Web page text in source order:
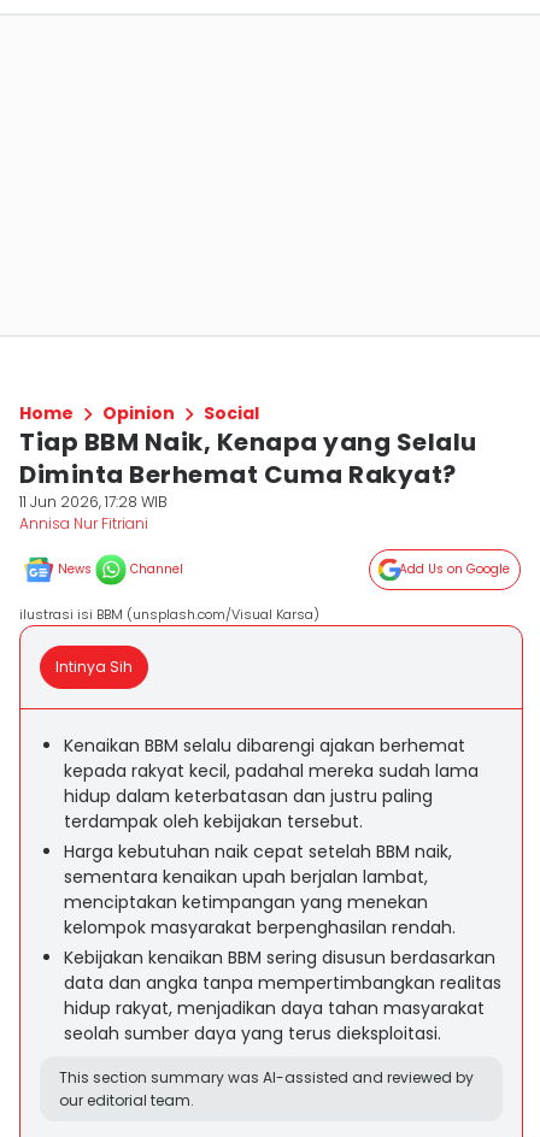
Home Opinion Social
Tiap BBM Naik, Kenapa yang Selalu
Diminta Berhemat Cuma Rakyat?
11 Jun 2026, 17:28 WIB
Annisa Nur Fitriani
News Channel Add Us on Google
ilustrasi isi BBM (unsplash.com/Visual Karsa)
Intinya Sih
Kenaikan BBM selalu dibarengi ajakan berhemat
kepada rakyat kecil, padahal mereka sudah lama
hidup dalam keterbatasan dan justru paling
terdampak oleh kebijakan tersebut.
Harga kebutuhan naik cepat setelah BBM naik,
sementara kenaikan upah berjalan lambat,
menciptakan ketimpangan yang menekan
kelompok masyarakat berpenghasilan rendah.
Kebijakan kenaikan BBM sering disusun berdasarkan
data dan angka tanpa mempertimbangkan realitas
hidup rakyat, menjadikan daya tahan masyarakat
seolah sumber daya yang terus dieksploitasi.
This section summary was AI-assisted and reviewed by
our editorial team.